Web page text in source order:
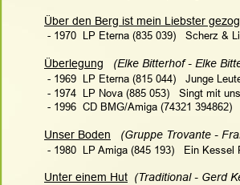
Über den Berg ist mein Liebster
- 1970  LP Eterna (835 039) Scherz &
Überlegung
(Elke Bitterhof - Elke
- 1969  LP Eterna (815 044)   Junge
- 1974  LP Nova (885 053)   Singt mit
- 1996  CD BMG/Amiga (74321 394862)
Unser Boden
(Gruppe Trovante -
- 1980  LP Amiga (845 193)   Ein Kessel
Unter einem Hut
(Traditional - Gerd